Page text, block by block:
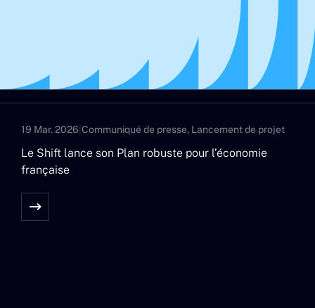
19 Mar. 2026 Communiqué de presse, Lancement de projet
Le Shift lance son Plan robuste pour l’économie
française